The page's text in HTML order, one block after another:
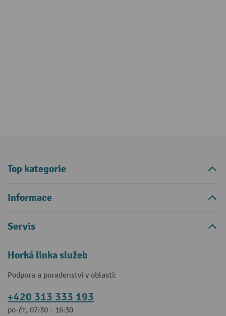
Top kategorie
Informace
Servis
Horká linka služeb
Podpora a poradenství v oblasti:
+420 313 333 193
po-čt, 07:30 - 16:30